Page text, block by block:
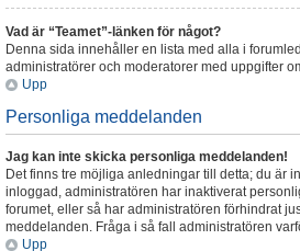
Vad är “Teamet”-länken för något?
Denna sida innehåller en lista med alla i
administratörer och moderatorer med uppgifter
Upp
Personliga meddelanden
Jag kan inte skicka personliga meddelanden!
Det finns tre möjliga anledningar till detta; du är
inloggad, administratören har inaktiverat
forumet, eller så har administratören förhindrat
meddelanden. Fråga i så fall administratören
Upp